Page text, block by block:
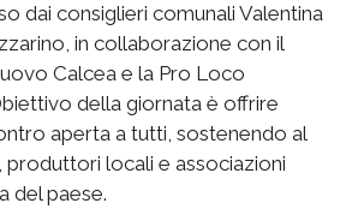
dai consiglieri comunali Valentina
in collaborazione con il
Calcea e la Pro Loco
della giornata è offrire
aperta a tutti, sostenendo al
locali e associazioni
del paese.